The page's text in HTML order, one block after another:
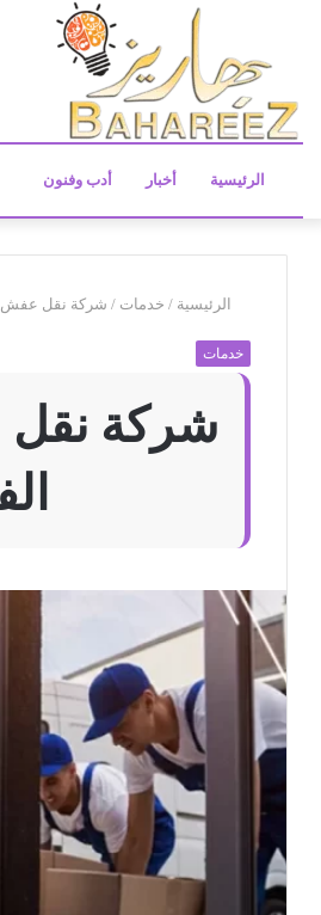
الرئيسية أخبار أدب وفنون
الرئيسية / خدمات / شركة نقل عفش في
خدمات
شركة نقل